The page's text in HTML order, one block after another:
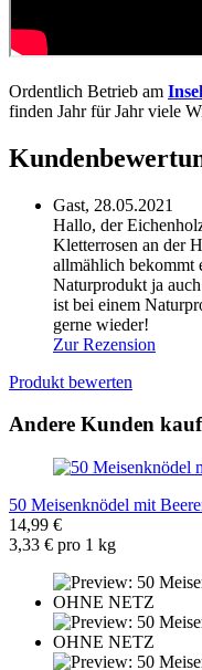
Ordentlich Betrieb am
finden Jahr für Jahr viele
Gast, 28.05.2021
Hallo, der
Kletterrosen an der
allmählich bekommt
Naturprodukt ja
ist bei einem
gerne wieder!
Zur Rezension
Produkt bewerten
Andere Kunden
50 Meisenknödel mit
14,99 €
3,33 € pro 1 kg